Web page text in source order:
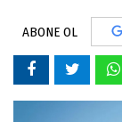
ABONE OL